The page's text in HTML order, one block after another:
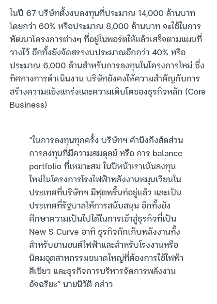
ในปี 67 บริษัทตั้งงบลงทุนที่ประมาณ 14,000 ล้านบาท
โดยกว่า 60% หรือประมาณ 8,000 ล้านบาท จะใช้ในการ
พัฒนาโครงการต่างๆ ที่อยู่ในพอร์ตให้แล้วเสร็จตามแผนที่
วางไว้ อีกทั้งยังจัดสรรงบประมาณอีกกว่า 40% หรือ
ประมาณ 6,000 ล้านสำหรับการลงทุนในโครงการใหม่ ซึ่ง
ทิศทางการดำเนินงาน บริษัทยังคงให้ความสำคัญกับการ
สร้างความแข็งแกร่งและความเติบโตของธุรกิจหลัก (Core
Business)
“ในการลงทุนทุกครั้ง บริษัทฯ คำนึงถึงสัดส่วน
การลงทุนที่มีความสมดุลย์ หรือ การ balance
portfolio ที่เหมาะสม ในปีหน้าเราเน้นลงทุน
ใหม่ในโครงการโรงไฟฟ้าพลังงานหมุนเวียนใน
ประเทศที่บริษัทฯ มีฟุตพริ้นท์อยู่แล้ว และเป็น
ประเทศที่รัฐบาลให้การสนับสนุน อีกทั้งยัง
ศึกษาความเป็นไปได้ในการเข้าสู่ธุรกิจที่เป็น
New S Curve อาทิ ธุรกิจกักเก็บพลังงานทั้ง
สำหรับยานยนต์ไฟฟ้าและสำหรับโรงงานหรือ
นิคมอุตสาหกรรมขนาดใหญ่ที่ต้องการใช้ไฟฟ้า
สีเขียว และธุรกิจการบริหารจัดการพลังงาน
อัจฉริยะ” นายนิวัติ กล่าว